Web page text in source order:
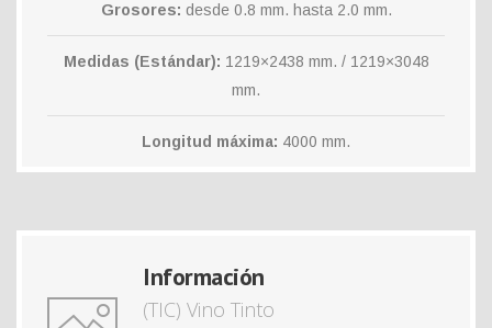
Grosores: desde 0.8 mm. hasta 2.0 mm.
Medidas (Estándar): 1219×2438 mm. / 1219×3048
mm.
Longitud máxima: 4000 mm.
Información
(TIC) Vino Tinto